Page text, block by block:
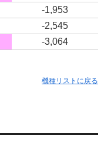
-1,953
-2,545
-3,064
機種リストに戻る